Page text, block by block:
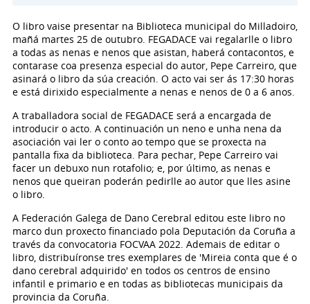
O libro vaise presentar na Biblioteca municipal do Milladoiro,
mañá martes 25 de outubro. FEGADACE vai regalarlle o libro
a todas as nenas e nenos que asistan, haberá contacontos, e
contarase coa presenza especial do autor, Pepe Carreiro, que
asinará o libro da súa creación. O acto vai ser ás 17:30 horas
e está dirixido especialmente a nenas e nenos de 0 a 6 anos.
A traballadora social de FEGADACE será a encargada de
introducir o acto. A continuación un neno e unha nena da
asociación vai ler o conto ao tempo que se proxecta na
pantalla fixa da biblioteca. Para pechar, Pepe Carreiro vai
facer un debuxo nun rotafolio; e, por último, as nenas e
nenos que queiran poderán pedirlle ao autor que lles asine
o libro.
A Federación Galega de Dano Cerebral editou este libro no
marco dun proxecto financiado pola Deputación da Coruña a
través da convocatoria FOCVAA 2022. Ademais de editar o
libro, distribuíronse tres exemplares de 'Mireia conta que é o
dano cerebral adquirido' en todos os centros de ensino
infantil e primario e en todas as bibliotecas municipais da
provincia da Coruña.